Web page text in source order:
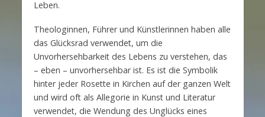
Leben.
Theologinnen, Führer und Künstlerinnen haben alle
das Glücksrad verwendet, um die
Unvorhersehbarkeit des Lebens zu verstehen, das
– eben – unvorhersehbar ist. Es ist die Symbolik
hinter jeder Rosette in Kirchen auf der ganzen Welt
und wird oft als Allegorie in Kunst und Literatur
verwendet, die Wendung des Unglücks eines